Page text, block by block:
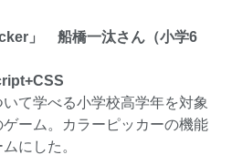
」 船橋一汰さん（小学6
て学べる小学校高学年を対象
ーム。カラーピッカーの機能
にした。